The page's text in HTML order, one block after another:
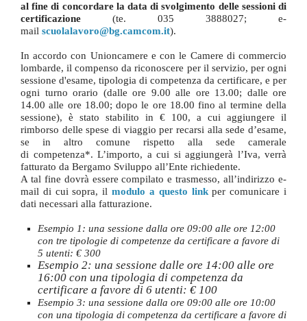
al fine di concordare la data di svolgimento delle sessioni di
certificazione (te. 035 3888027; e-
mail scuolalavoro@bg.camcom.it).
In accordo con Unioncamere e con le Camere di commercio
lombarde, il compenso da riconoscere per il servizio, per ogni
sessione d'esame, tipologia di competenza da certificare, e per
ogni turno orario (dalle ore 9.00 alle ore 13.00; dalle ore
14.00 alle ore 18.00; dopo le ore 18.00 fino al termine della
sessione), è stato stabilito in € 100, a cui aggiungere il
rimborso delle spese di viaggio per recarsi alla sede d’esame,
se in altro comune rispetto alla sede camerale
di competenza*. L’importo, a cui si aggiungerà l’Iva, verrà
fatturato da Bergamo Sviluppo all’Ente richiedente.
A tal fine dovrà essere compilato e trasmesso, all’indirizzo e-
mail di cui sopra, ilmodulo a questo linkper comunicare i
dati necessari alla fatturazione.
Esempio 1: una sessione dalla ore 09:00 alle ore 12:00
con tre tipologie di competenze da certificare a favore di
5 utenti: € 300
Esempio 2: una sessione dalle ore 14:00 alle ore
16:00 con una tipologia di competenza da
certificare a favore di 6 utenti: € 100
Esempio 3: una sessione dalla ore 09:00 alle ore 10:00
con una tipologia di competenza da certificare a favore di